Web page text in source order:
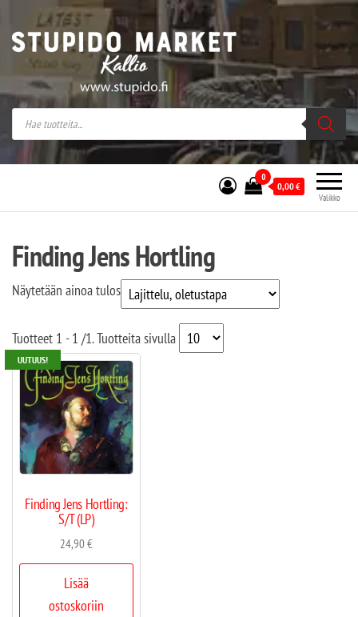
Stupido Market – verkossa ja kivijalassa
Stupido Market on vaihtoehtomusaan
erikoistunut verkko- sekä
kivijalkakauppa Helsingissä Kallion
sydämessä.
Valikko
0
0,00€
Finding Jens Hortling
Näytetään ainoa tulos
Tuotteet 1 - 1 /1. Tuotteita sivulla
UUTUUS!
Finding Jens Hortling:
S/T (LP)
24,90€
Lisää
ostoskoriin